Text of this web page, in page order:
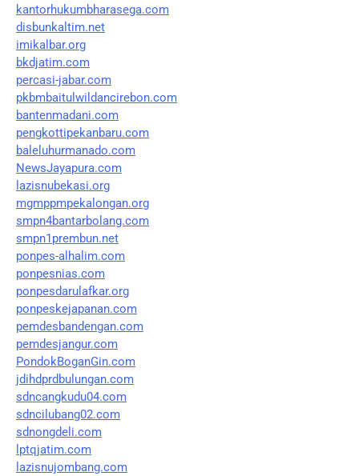
kantorhukumbharasega.com
disbunkaltim.net
imikalbar.org
bkdjatim.com
percasi-jabar.com
pkbmbaitulwildancirebon.com
bantenmadani.com
pengkottipekanbaru.com
baleluhurmanado.com
NewsJayapura.com
lazisnubekasi.org
mgmppmpekalongan.org
smpn4bantarbolang.com
smpn1prembun.net
ponpes-alhalim.com
ponpesnias.com
ponpesdarulafkar.org
ponpeskejapanan.com
pemdesbandengan.com
pemdesjangur.com
PondokBoganGin.com
jdihdprdbulungan.com
sdncangkudu04.com
sdncilubang02.com
sdnongdeli.com
lptqjatim.com
lazisnujombang.com